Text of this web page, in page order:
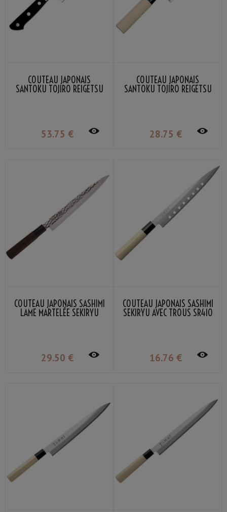
COUTEAU JAPONAIS
SANTOKU TOJIRO REIGETSU
53.75 €
COUTEAU JAPONAIS
SANTOKU TOJIRO REIGETSU
28.75 €
COUTEAU JAPONAIS SASHIMI
LAME MARTELÉE SEKIRYU
29.50 €
COUTEAU JAPONAIS SASHIMI
SEKIRYU AVEC TROUS SR410
16.76 €